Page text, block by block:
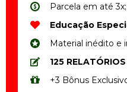
Parcela em até 3x;
Educação
Material inédito e
125 RELATÓRIOS
+3 Bônus